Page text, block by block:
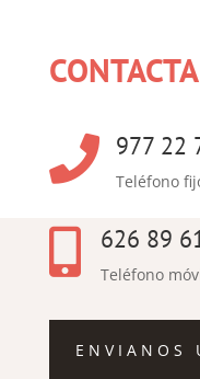
 977 22
Teléfono
 626 89
Teléfono
ENVIANOS